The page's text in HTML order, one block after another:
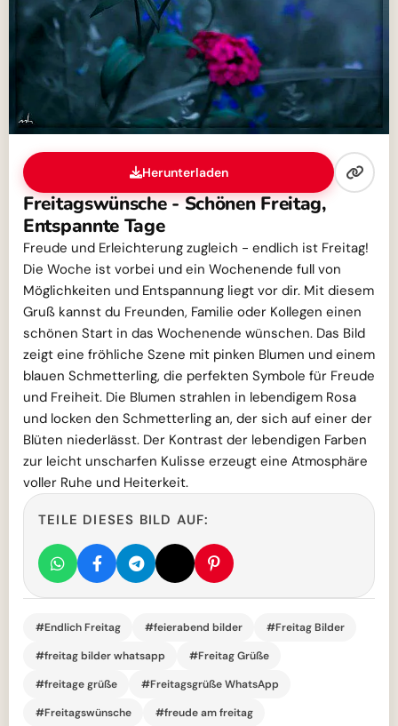
Herunterladen
Freitagswünsche - Schönen Freitag,
Entspannte Tage
Freude und Erleichterung zugleich - endlich ist Freitag!
Die Woche ist vorbei und ein Wochenende full von
Möglichkeiten und Entspannung liegt vor dir. Mit diesem
Gruß kannst du Freunden, Familie oder Kollegen einen
schönen Start in das Wochenende wünschen. Das Bild
zeigt eine fröhliche Szene mit pinken Blumen und einem
blauen Schmetterling, die perfekten Symbole für Freude
und Freiheit. Die Blumen strahlen in lebendigem Rosa
und locken den Schmetterling an, der sich auf einer der
Blüten niederlässt. Der Kontrast der lebendigen Farben
zur leicht unscharfen Kulisse erzeugt eine Atmosphäre
voller Ruhe und Heiterkeit.
TEILE DIESES BILD AUF:
#Endlich Freitag #feierabend bilder
#Freitag Bilder
#freitag bilder whatsapp
#Freitag Grüße
#freitage grüße
#Freitagsgrüße WhatsApp
#Freitagswünsche
#freude am freitag